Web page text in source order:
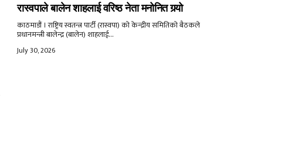
रास्वपाले बालेन शाहलाई वरिष्ठ नेता मनोनित गर्‍यो
काठमाडौं । राष्ट्रिय स्वतन्त्र पार्टी (रास्वपा) को केन्द्रीय समितिको बैठकले
प्रधानमन्त्री बालेन्द्र (बालेन) शाहलाई...
July 30, 2026